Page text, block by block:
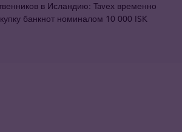
в Исландию: Tavex временно
банкнот номиналом 10 000 ISK